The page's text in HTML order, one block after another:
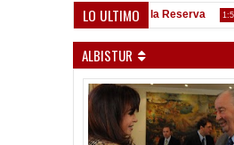
LO ULTIMO
Goleada histórica de la Reserva 1:52 PM
ALBISTUR